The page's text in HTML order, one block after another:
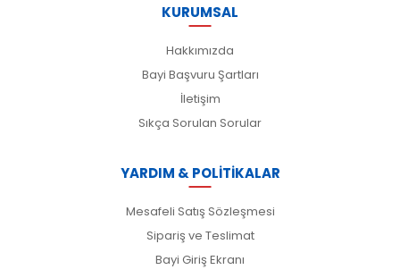
KURUMSAL
Hakkımızda
Bayi Başvuru Şartları
İletişim
Sıkça Sorulan Sorular
YARDIM & POLİTİKALAR
Mesafeli Satış Sözleşmesi
Sipariş ve Teslimat
Bayi Giriş Ekranı